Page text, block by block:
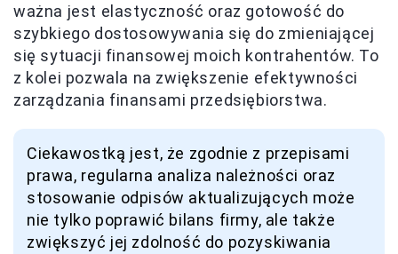
ważna jest elastyczność oraz gotowość do
szybkiego dostosowywania się do zmieniającej
się sytuacji finansowej moich kontrahentów. To
z kolei pozwala na zwiększenie efektywności
zarządzania finansami przedsiębiorstwa.
Ciekawostką jest, że zgodnie z przepisami
prawa, regularna analiza należności oraz
stosowanie odpisów aktualizujących może
nie tylko poprawić bilans firmy, ale także
zwiększyć jej zdolność do pozyskiwania